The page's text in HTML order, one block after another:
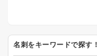
名刺をキーワードで探す！